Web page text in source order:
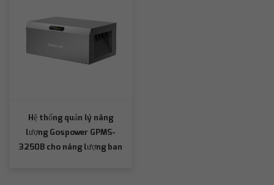
Hệ thống quản lý năng
lượng Gospower GPMS-
3250B cho năng lượng ban